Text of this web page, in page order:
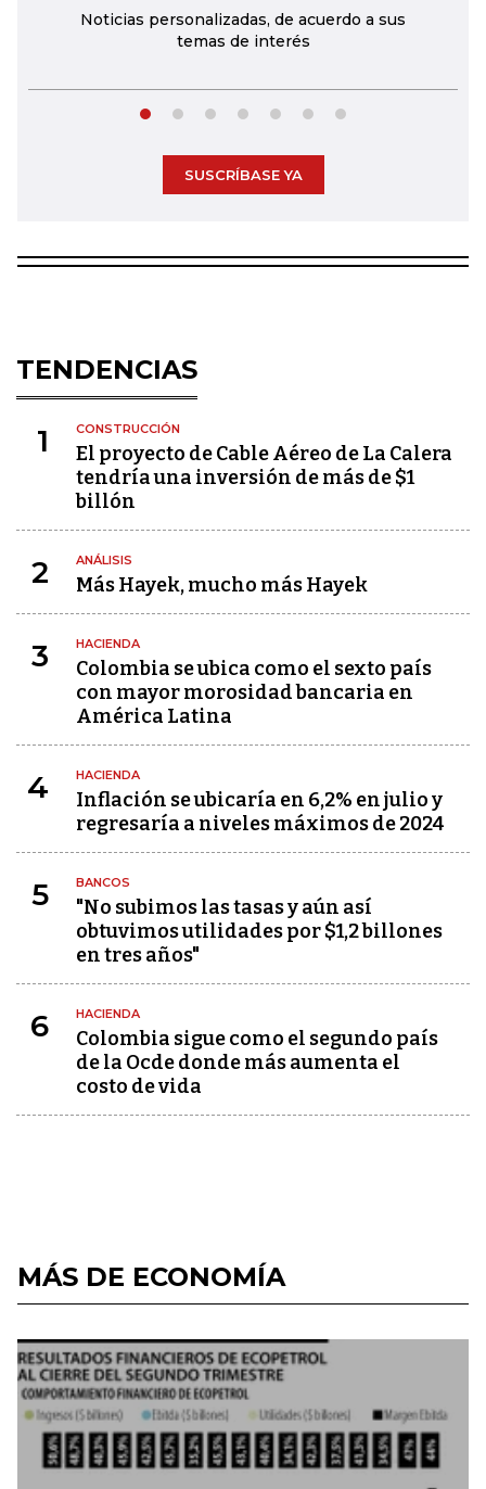
Noticias personalizadas, de acuerdo a sus
temas de interés
SUSCRÍBASE YA
TENDENCIAS
1 CONSTRUCCIÓN
El proyecto de Cable Aéreo de La Calera
tendría una inversión de más de $1
billón
2 ANÁLISIS
Más Hayek, mucho más Hayek
3 HACIENDA
Colombia se ubica como el sexto país
con mayor morosidad bancaria en
América Latina
4 HACIENDA
Inflación se ubicaría en 6,2% en julio y
regresaría a niveles máximos de 2024
5 BANCOS
"No subimos las tasas y aún así
obtuvimos utilidades por $1,2 billones
en tres años"
6 HACIENDA
Colombia sigue como el segundo país
de la Ocde donde más aumenta el
costo de vida
MÁS DE ECONOMÍA